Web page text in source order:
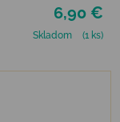
6,90 €
Skladom (1 ks)